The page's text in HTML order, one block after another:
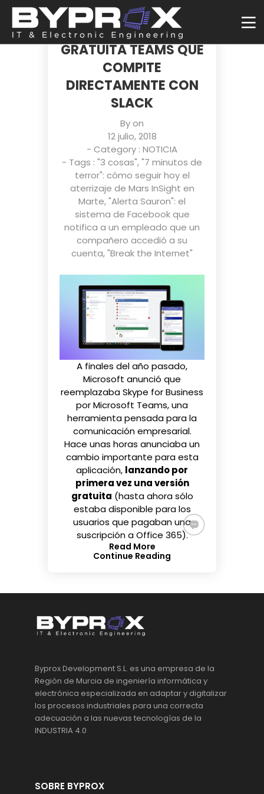
MICROSOFT LANZA
UNA VERSIÓN
GRATUITA TEAMS QUE
COMPITE
DIRECTAMENTE CON
SLACK
By on
12 julio, 2018
- Category : NOTICIA
- Tags : "3 cosas","7 minutos de
terror": cómo seguir hoy el
aterrizaje de Mars InSight en
Marte,"Alerta Sauron": el
sistema de Facebook que
notifica a un empleado que un
compañero accedió a su
cuenta,"Break the Internet"
A finales del año pasado,
Microsoft anunció que
reemplazaba Skype for Business
porMicrosoft Teams, una
herramienta pensada para la
comunicación empresarial.
Hace unas horas anunciaba un
cambio importante para esta
aplicación, lanzando por
primera vez una versión
gratuita (hasta ahora sólo
estaba disponible para los
usuarios que pagaban una
suscripción a Office 365).
Read More
Continue Reading
Byprox Development S.L. es una empresa de la
Región de Murcia de ingeniería informática y
electrónica especializada en adaptar y digitalizar
los procesos industriales para una correcta
adecuación a las nuevas tecnologías de la
INDUSTRIA 4.0
SOBRE BYPROX